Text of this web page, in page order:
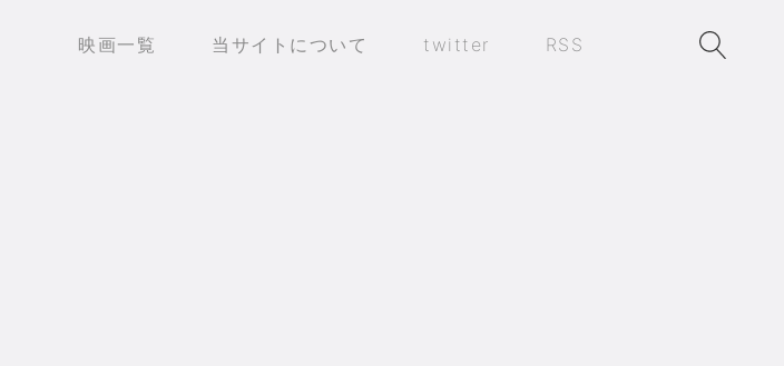
映画一覧 当サイトについて twitter RSS